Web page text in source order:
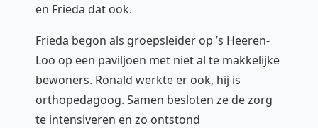
en Frieda dat ook.
Frieda begon als groepsleider op ’s Heeren-
Loo op een paviljoen met niet al te makkelijke
bewoners. Ronald werkte er ook, hij is
orthopedagoog. Samen besloten ze de zorg
te intensiveren en zo ontstond